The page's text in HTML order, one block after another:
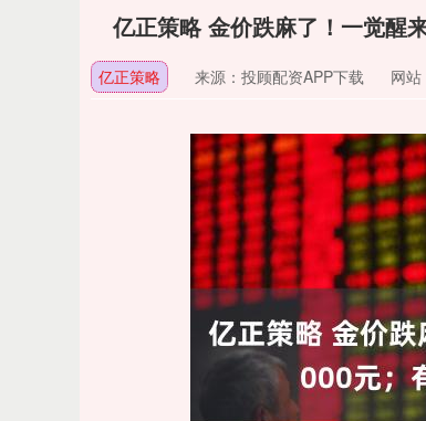
亿正策略 金价跌麻了！一觉醒
亿正策略 来源：投顾配资APP下载 网